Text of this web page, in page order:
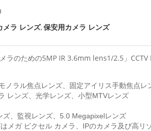
メラ レンズ,保安用カメラ レンズ
ラのための5MP IR 3.6mm lens1/2.5」
ラル焦点レンズ、固定アイリス手動焦点レ
レンズ、光学レンズ、小型MTVレンズ
、監視レンズ、5.0 Megapixelレンズ
メガ ピクセル カメラ、IPのカメラ及び高リ